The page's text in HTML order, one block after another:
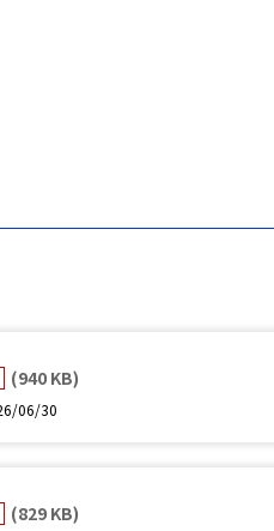
(940 KB)
06/30
(829 KB)